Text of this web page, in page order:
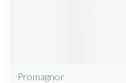
Promagnor